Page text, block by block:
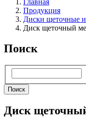
Главная
Продукция
Диски щеточные
Диск щеточный
Поиск
Поиск
Диск